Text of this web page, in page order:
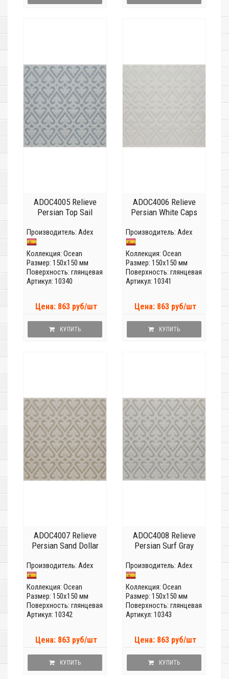
ADOC4005 Relieve
Persian Top Sail
Производитель: Adex
Коллекция: Ocean
Размер: 150x150 мм
Поверхность: глянцевая
Артикул: 10340
Цена: 863 руб/шт
КУПИТЬ
ADOC4006 Relieve
Persian White Caps
Производитель: Adex
Коллекция: Ocean
Размер: 150x150 мм
Поверхность: глянцевая
Артикул: 10341
Цена: 863 руб/шт
КУПИТЬ
ADOC4007 Relieve
Persian Sand Dollar
Производитель: Adex
Коллекция: Ocean
Размер: 150x150 мм
Поверхность: глянцевая
Артикул: 10342
Цена: 863 руб/шт
КУПИТЬ
ADOC4008 Relieve
Persian Surf Gray
Производитель: Adex
Коллекция: Ocean
Размер: 150x150 мм
Поверхность: глянцевая
Артикул: 10343
Цена: 863 руб/шт
КУПИТЬ